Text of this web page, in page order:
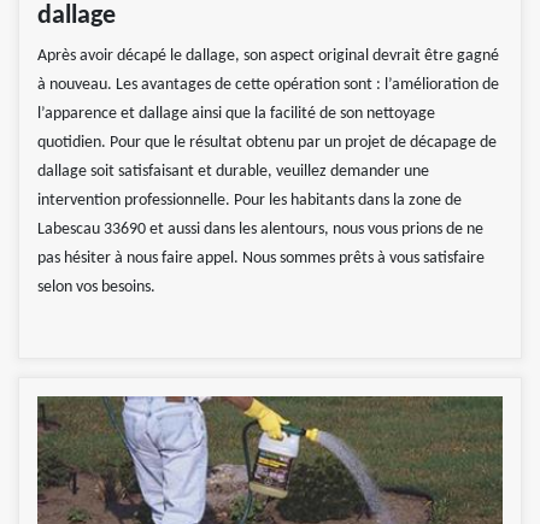
dallage
Après avoir décapé le dallage, son aspect original devrait être gagné
à nouveau. Les avantages de cette opération sont : l’amélioration de
l’apparence et dallage ainsi que la facilité de son nettoyage
quotidien. Pour que le résultat obtenu par un projet de décapage de
dallage soit satisfaisant et durable, veuillez demander une
intervention professionnelle. Pour les habitants dans la zone de
Labescau 33690 et aussi dans les alentours, nous vous prions de ne
pas hésiter à nous faire appel. Nous sommes prêts à vous satisfaire
selon vos besoins.